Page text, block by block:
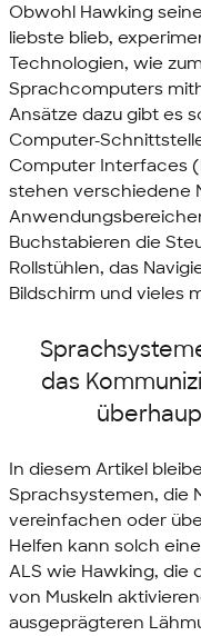
Obwohl Hawking
liebste blieb,
Technologien, wie
Sprachcomputers
Ansätze dazu gibt es
Computer-
Computer Interfaces
stehen verschiedene
Buchstabieren die
Rollstühlen, das
Bildschirm und vieles
das
In diesem Artikel
Sprachsystemen, die
vereinfachen oder
Helfen kann solch
ALS wie Hawking, die
von Muskeln
ausgeprägteren